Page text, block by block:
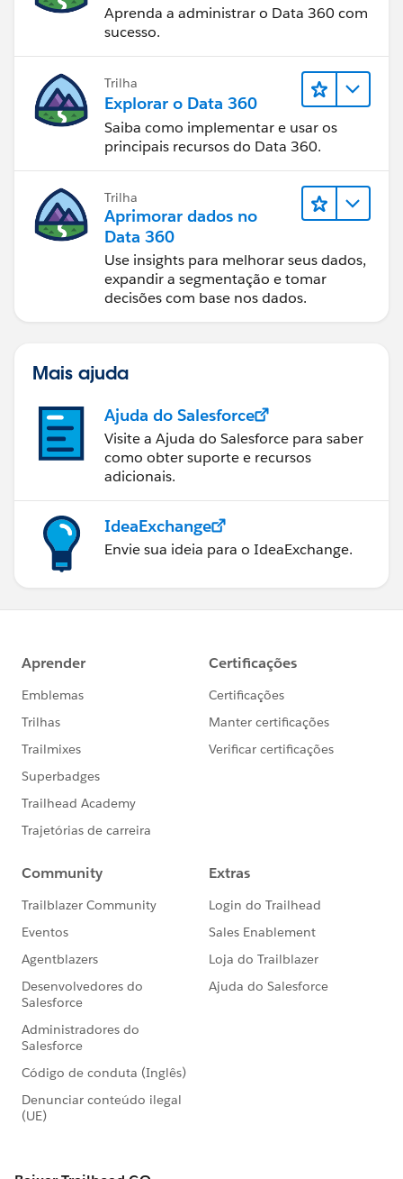
Aprenda a administrar o Data 360 com
sucesso.
Trilha
Explorar o Data 360
Saiba como implementar e usar os
principais recursos do Data 360.
Trilha
Aprimorar dados no
Data 360
Use insights para melhorar seus dados,
expandir a segmentação e tomar
decisões com base nos dados.
Mais ajuda
Ajuda do Salesforce
Visite a Ajuda do Salesforce para saber
como obter suporte e recursos
adicionais.
IdeaExchange
Envie sua ideia para o IdeaExchange.